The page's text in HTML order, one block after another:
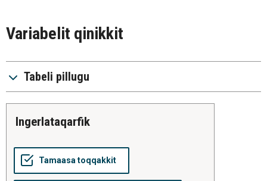
Variabelit qinikkit
Tabeli pillugu
ingerlataqarfik